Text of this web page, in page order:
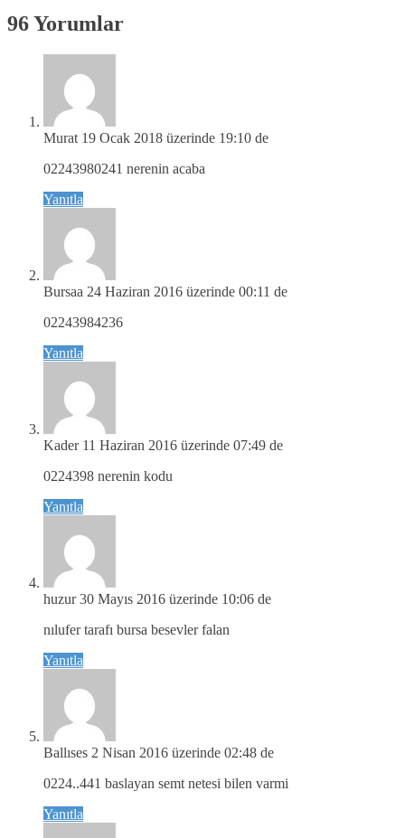
96 Yorumlar
Murat 19 Ocak 2018 üzerinde 19:10 de
02243980241 nerenin acaba
Yanıtla
Bursaa 24 Haziran 2016 üzerinde 00:11 de
02243984236
Yanıtla
Kader 11 Haziran 2016 üzerinde 07:49 de
0224398 nerenin kodu
Yanıtla
huzur 30 Mayıs 2016 üzerinde 10:06 de
nılufer tarafı bursa besevler falan
Yanıtla
Ballıses 2 Nisan 2016 üzerinde 02:48 de
0224..441 baslayan semt netesi bilen varmi
Yanıtla